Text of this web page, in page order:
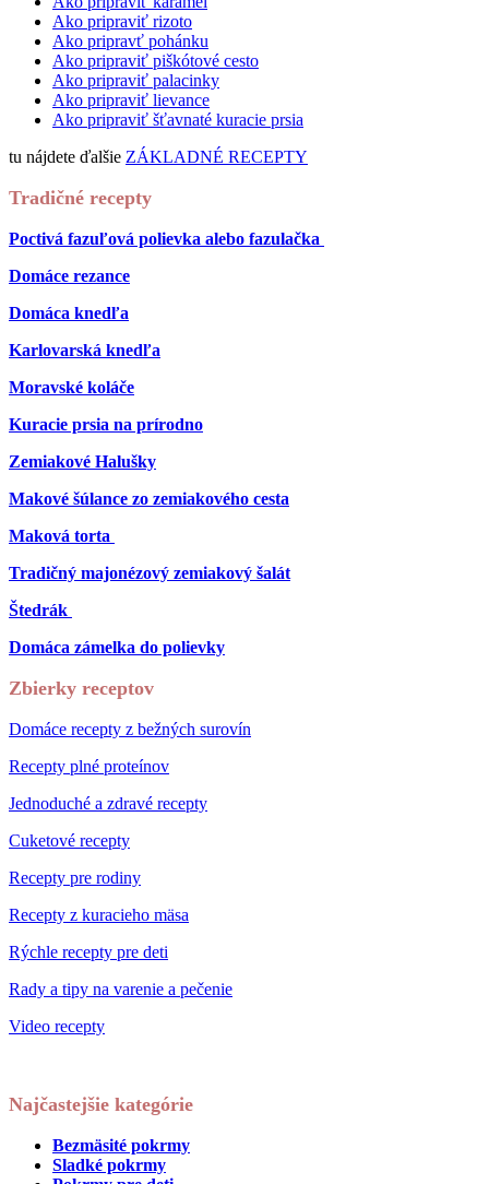
Ako pripraviť rizoto
Ako pripravť pohánku
Ako pripraviť piškótové cesto
Ako pripraviť palacinky
Ako pripraviť lievance
Ako pripraviť šťavnaté kuracie prsia
tu nájdete ďalšie ZÁKLADNÉ RECEPTY
Tradičné recepty
Poctivá fazuľová polievka alebo fazulačka
Domáce rezance
Domáca knedľa
Karlovarská knedľa
Moravské koláče
Kuracie prsia na prírodno
Zemiakové Halušky
Makové šúlance zo zemiakového cesta
Maková torta
Tradičný majonézový zemiakový šalát
Štedrák
Domáca zámelka do polievky
Zbierky receptov
Domáce recepty z bežných surovín
Recepty plné proteínov
Jednoduché a zdravé recepty
Cuketové recepty
Recepty pre rodiny
Recepty z kuracieho mäsa
Rýchle recepty pre deti
Rady a tipy na varenie a pečenie
Video recepty
Najčastejšie kategórie
Bezmäsité pokrmy
Sladké pokrmy